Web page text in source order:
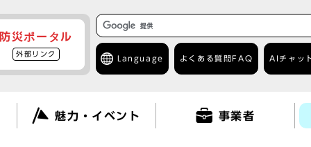
防災ポータル
外部リンク
Language よくある質問 FAQ AIチャッ
魅力・イベント 事業者